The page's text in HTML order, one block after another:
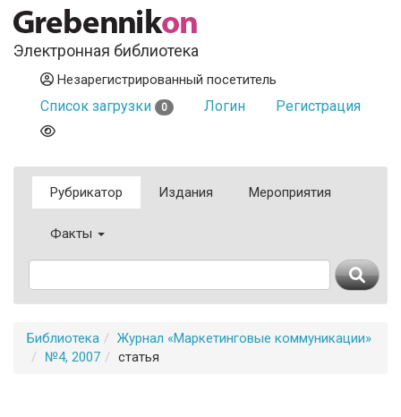
Электронная библиотека
Незарегистрированный посетитель
Список загрузки 0 Логин Регистрация
Рубрикатор Издания Мероприятия
Факты
Библиотека
Журнал «Маркетинговые коммуникации»
№4, 2007
статья